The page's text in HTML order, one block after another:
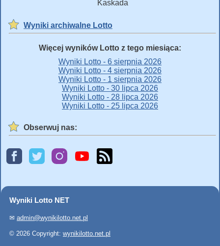
Kaskada
Wyniki archiwalne Lotto
Więcej wyników Lotto z tego miesiąca:
Wyniki Lotto - 6 sierpnia 2026
Wyniki Lotto - 4 sierpnia 2026
Wyniki Lotto - 1 sierpnia 2026
Wyniki Lotto - 30 lipca 2026
Wyniki Lotto - 28 lipca 2026
Wyniki Lotto - 25 lipca 2026
Obserwuj nas:
Wyniki Lotto NET
✉ admin@wynikilotto.net.pl
© 2026 Copyright: wynikilotto.net.pl